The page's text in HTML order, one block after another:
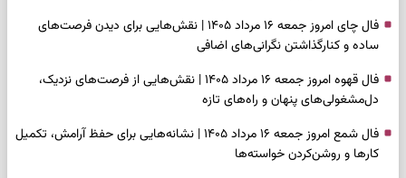
فال چای امروز جمعه ۱۶ مرداد ۱۴۰۵ | نقش‌هایی برای دیدن فرصت‌های
ساده و کنارگذاشتن نگرانی‌های اضافی
فال قهوه امروز جمعه ۱۶ مرداد ۱۴۰۵ | نقش‌هایی از فرصت‌های نزدیک،
دل‌مشغولی‌های پنهان و راه‌های تازه
فال شمع امروز جمعه ۱۶ مرداد ۱۴۰۵ | نشانه‌هایی برای حفظ آرامش، تکمیل
کارها و روشن‌کردن خواسته‌ها